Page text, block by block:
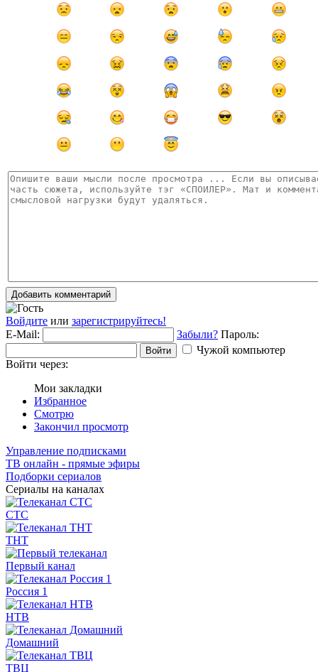
Добавить комментарий
Войдите или зарегистрируйтесь!
E-Mail:
Забыли? Пароль:
Войти
Чужой компьютер
Войти через:
Мои закладки
Избранное
Смотрю
Закончил просмотр
Управление подписками
ТВ онлайн - прямые эфиры
Подборки сериалов
Сериалы на каналах
СТС
ТНТ
Первый канал
Россия 1
НТВ
Домашний
ТВЦ